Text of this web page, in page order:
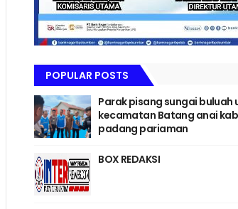
POPULAR POSTS
Parak pisang sungai buluah
kecamatan Batang anai
padang pariaman
BOX REDAKSI